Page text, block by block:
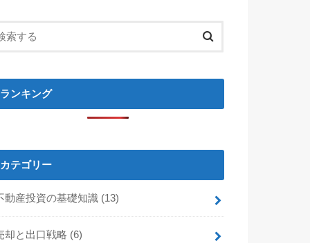
ランキング
カテゴリー
動産投資の基礎知識 (13)
却と出口戦略 (6)